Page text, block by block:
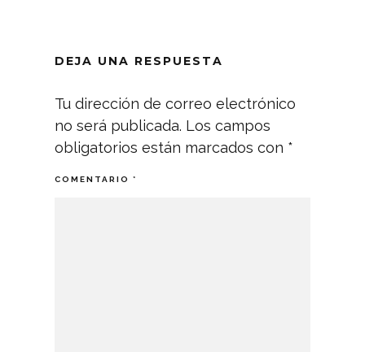
DEJA UNA RESPUESTA
Tu dirección de correo electrónico
no será publicada. Los campos
obligatorios están marcados con *
COMENTARIO *